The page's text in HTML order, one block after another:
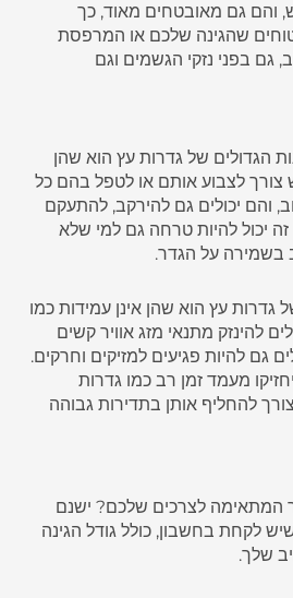
והם גם מאובטחים מאוד, כך
שהגינה שלכם או המרפסת
גם בפני נזקי הגשמים וגם
הגדולים של גדרות עץ הוא שהן
צורך לצבוע אותם או לטפל בהם כל
והם יכולים גם להירקב, להתעקם
יכול להיות טרחה גם למי שלא
בשמירה על הגדר.
גדרות עץ הוא שהן אינן עמידות כמו
להינזק מתנאי מזג אוויר קשים
גם להיות פגיעים למזיקים וחרקים.
מעמד זמן רב כמו גדרות
צורך להחליף אותן בתדירות גבוהה
המתאימה לצרכים שלכם? ישנם
לקחת בחשבון, כולל גודל הגינה
שלך.